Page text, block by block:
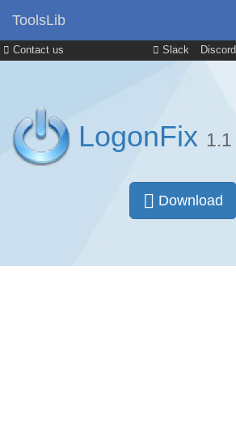
Contact us Slack Discord
ToolsLib
LogonFix 1.1
Download